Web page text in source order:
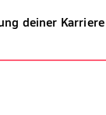
deiner Karriere